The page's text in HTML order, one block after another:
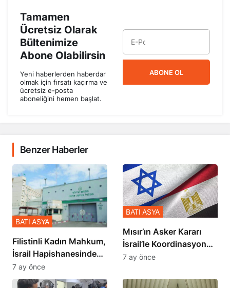
Tamamen
Ücretsiz Olarak
Bültenimize
Abone Olabilirsin
Yeni haberlerden haberdar
olmak için fırsatı kaçırma ve
ücretsiz e-posta
aboneliğini hemen başlat.
ABONE OL
Benzer Haberler
Filistinli Kadın Mahkum,
İsrail Hapishanesindeki
Zulmü Anlattı
BATI ASYA
7 ay önce
Mısır’ın Asker Kararı
İsrail’le Koordinasyon
İçinde Gerçekleşmiş
BATI ASYA
7 ay önce